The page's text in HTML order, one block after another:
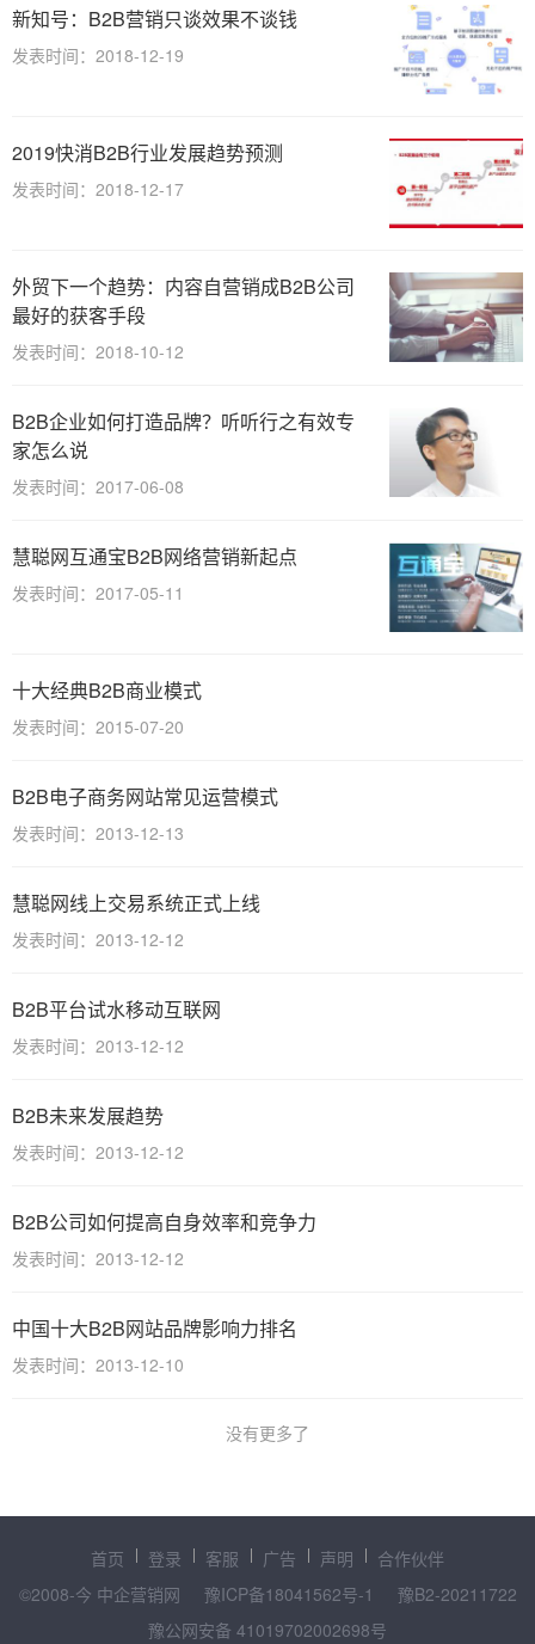
新知号：B2B营销只谈效果不谈钱
发表时间：2018-12-19
2019快消B2B行业发展趋势预测
发表时间：2018-12-17
外贸下一个趋势：内容自营销成B2B公司
最好的获客手段
发表时间：2018-10-12
B2B企业如何打造品牌？听听行之有效专
家怎么说
发表时间：2017-06-08
慧聪网互通宝B2B网络营销新起点
发表时间：2017-05-11
十大经典B2B商业模式
发表时间：2015-07-20
B2B电子商务网站常见运营模式
发表时间：2013-12-13
慧聪网线上交易系统正式上线
发表时间：2013-12-12
B2B平台试水移动互联网
发表时间：2013-12-12
B2B未来发展趋势
发表时间：2013-12-12
B2B公司如何提高自身效率和竞争力
发表时间：2013-12-12
中国十大B2B网站品牌影响力排名
发表时间：2013-12-10
没有更多了
首页 登录 客服 广告 声明
合作伙伴
©2008-今 中企营销网
豫ICP备18041562号-1
豫B2-20211722
豫公网安备 41019702002698号